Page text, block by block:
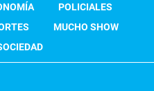
POLICIALES
MUCHO SHOW